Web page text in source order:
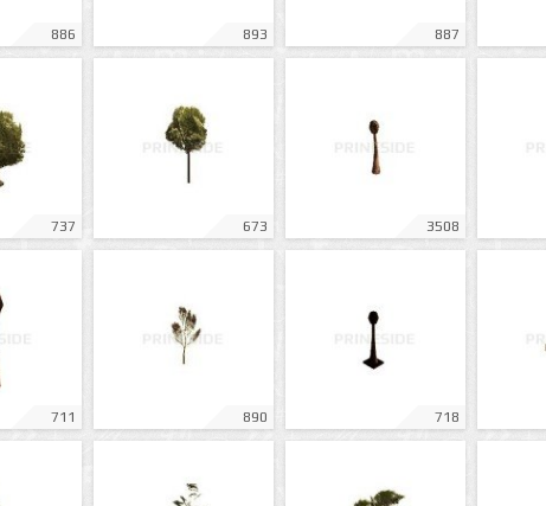
886 893 887
737 673 3508
711 890 718